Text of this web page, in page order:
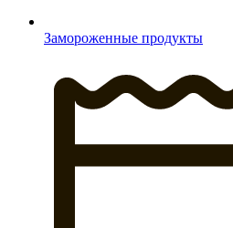
Замороженные продукты